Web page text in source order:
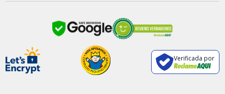
Verificada por